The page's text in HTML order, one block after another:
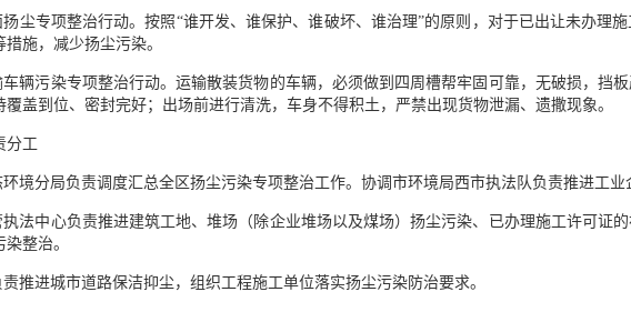
扬尘专项整治行动。按照“谁开发、谁保护、谁破坏、谁治理”的原则，对于已出让未办理
施，减少扬尘污染。
车辆污染专项整治行动。运输散装货物的车辆，必须做到四周槽帮牢固可靠，无破损，挡
覆盖到位、密封完好；出场前进行清洗，车身不得积土，严禁出现货物泄漏、遗撒现象。
分工
环境分局负责调度汇总全区扬尘污染专项整治工作。协调市环境局西市执法队负责推进工
执法中心负责推进建筑工地、堆场（除企业堆场以及煤场）扬尘污染、已办理施工许可证
整治。
推进城市道路保洁抑尘，组织工程施工单位落实扬尘污染防治要求。